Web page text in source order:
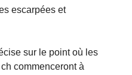
escarpées et
sur le point où les
commenceront à